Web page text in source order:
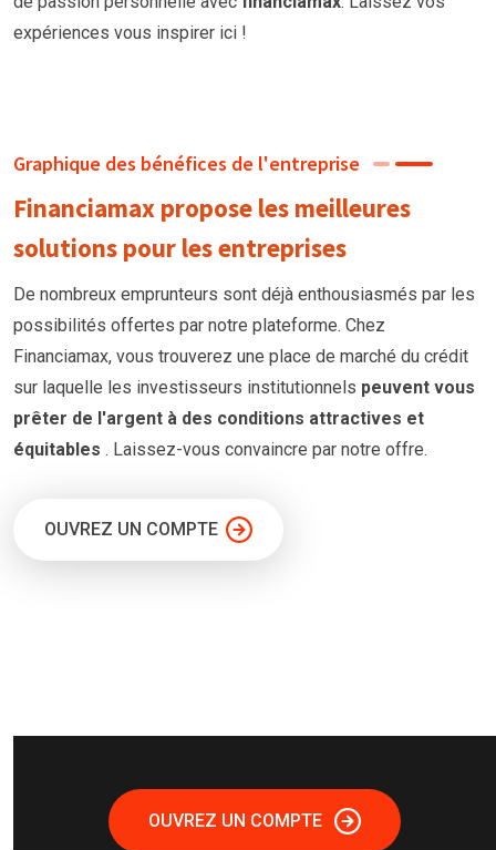
expériences vous inspirer ici !
Graphique des bénéfices de l'entreprise
Financiamax propose les meilleures
solutions pour les entreprises
De nombreux emprunteurs sont déjà enthousiasmés par les
possibilités offertes par notre plateforme. Chez
Financiamax, vous trouverez une place de marché du crédit
sur laquelle les investisseurs institutionnels peuvent vous
prêter de l'argent à des conditions attractives et
équitables . Laissez-vous convaincre par notre offre.
OUVREZ UN COMPTE
OUVREZ UN COMPTE